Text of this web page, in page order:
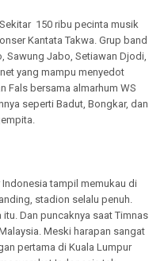
150 ribu pecinta musik
Kantata Takwa. Grup band
Sawung Jabo, Setiawan Djodi,
yang mampu menyedot
Fals bersama almarhum WS
seperti Badut, Bongkar, dan
Indonesia tampil memukau di
stadion selalu penuh.
Dan puncaknya saat Timnas
Meski harapan sangat
pertama di Kuala Lumpur